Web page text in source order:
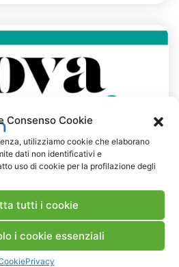
Consenso Cookie
utilizziamo cookie che elaborano
dati non identificativi e
uso di cookie per la profilazione degli
tutti i cookie
i cookie essenziali
Privacy
elettrico nella